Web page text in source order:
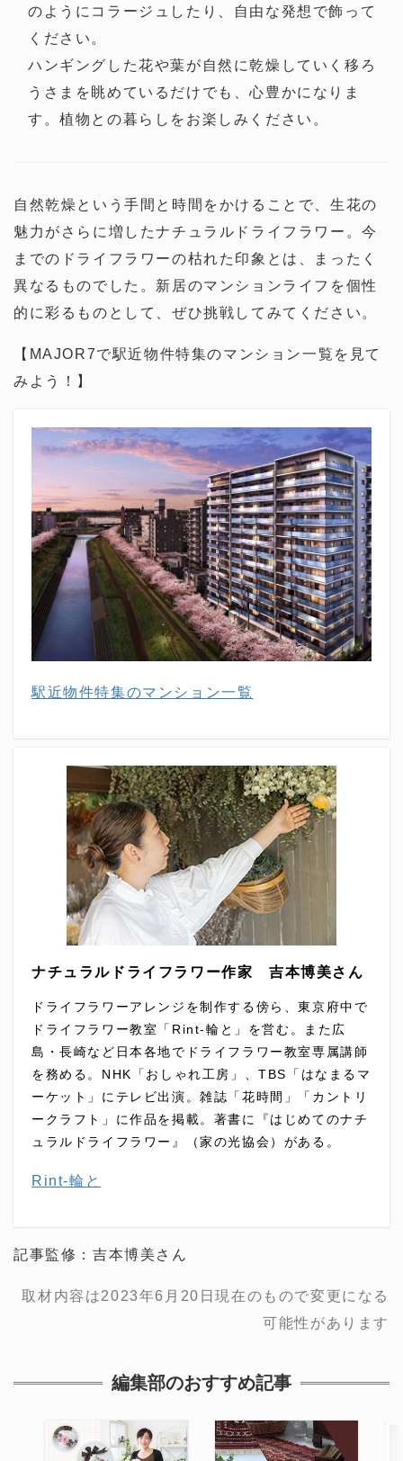
のようにコラージュしたり、自由な発想で飾って
ください。
ハンギングした花や葉が自然に乾燥していく移ろ
うさまを眺めているだけでも、心豊かになりま
す。植物との暮らしをお楽しみください。
自然乾燥という手間と時間をかけることで、生花の
魅力がさらに増したナチュラルドライフラワー。今
までのドライフラワーの枯れた印象とは、まったく
異なるものでした。新居のマンションライフを個性
的に彩るものとして、ぜひ挑戦してみてください。
【MAJOR7で駅近物件特集のマンション一覧を見て
みよう！】
駅近物件特集のマンション一覧
ナチュラルドライフラワー作家 吉本博美さん
ドライフラワーアレンジを制作する傍ら、東京府中で
ドライフラワー教室「Rint-輪と」を営む。また広
島・⻑崎など⽇本各地でドライフラワー教室専属講師
を務める。NHK「おしゃれ⼯房」、TBS「はなまるマ
ーケット」にテレビ出演。雑誌「花時間」「カントリ
ークラフト」に作品を掲載。著書に『はじめてのナチ
ュラルドライフラワー』（家の光協会）がある。
Rint-輪と
記事監修：吉本博美さん
取材内容は2023年6月20日現在のもので変更になる
可能性があります
編集部のおすすめ記事